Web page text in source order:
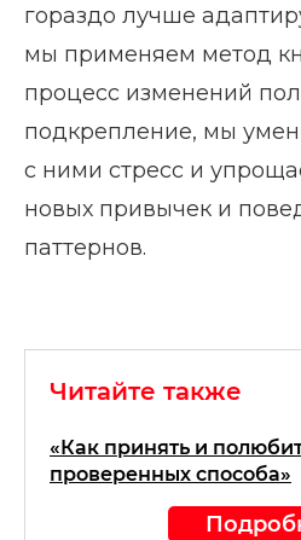
гораздо лучше
мы применяем метод
процесс изменений
подкрепление, мы
с ними стресс и
новых привычек и
паттернов.
Читайте также
«Как принять и
проверенных способа»